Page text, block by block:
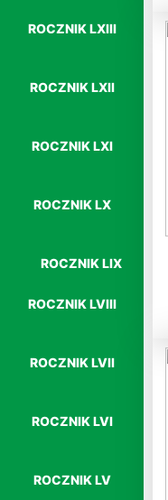
ROCZNIK LXIII
ROCZNIK LXII
ROCZNIK LXI
ROCZNIK LX
ROCZNIK LIX
ROCZNIK LVIII
ROCZNIK LVII
ROCZNIK LVI
ROCZNIK LV